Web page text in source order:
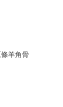
羊角骨